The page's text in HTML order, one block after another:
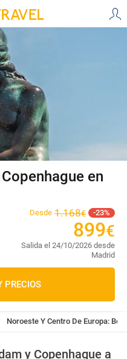
en
Desde 1.168€ 23
899€
Salida el 24/10/2026 desde
Madrid
PRECIOS
Noroeste Y Centro De Europa:
y Copenhague a